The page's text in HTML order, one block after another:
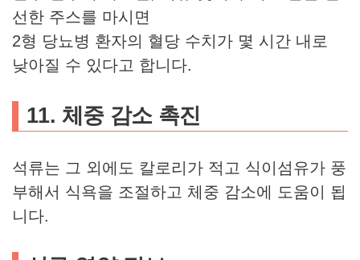
선한 주스를 마시면
2형 당뇨병 환자의 혈당 수치가 몇 시간 내로
낮아질 수 있다고 합니다.
11. 체중 감소 촉진
석류는 그 외에도 칼로리가 적고 식이섬유가 풍
부해서 식욕을 조절하고 체중 감소에 도움이 됩
니다.